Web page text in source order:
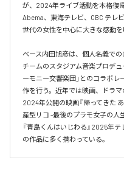
が、2024年ライブ活動を本格復
Abema、東海テレビ、CBC テレ
世代の女性を中心に大きな感動を
ベース内田旭彦は、個人名義で
チームのスタジアム音楽プロデ
ーモニー交響楽団」とのコラボ
作を行う。近年では映画、ドラマ
2024年公開の映画『帰ってきた
産型リコ -最後のプラモ女子の人
『青島くんはいじわる』2025年
の作品に多く携わっている。